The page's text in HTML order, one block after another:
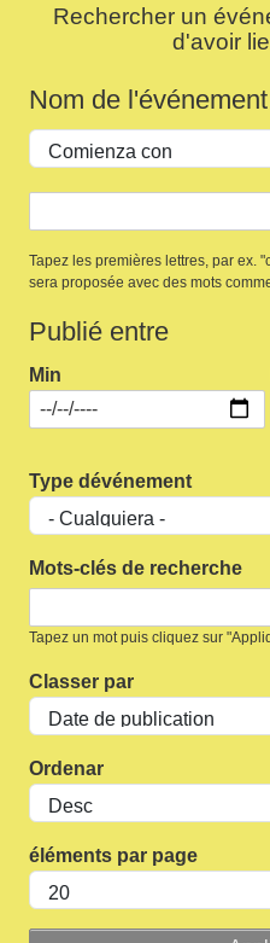
Rechercher un
d'avoir
Nom de l'événement
Operador
Tapez les premières lettres, par ex.
sera proposée avec des mots
Publié entre
Min
Type dévénement
Mots-clés de recherche
Tapez un mot puis cliquez sur
Classer par
Ordenar
éléments par page